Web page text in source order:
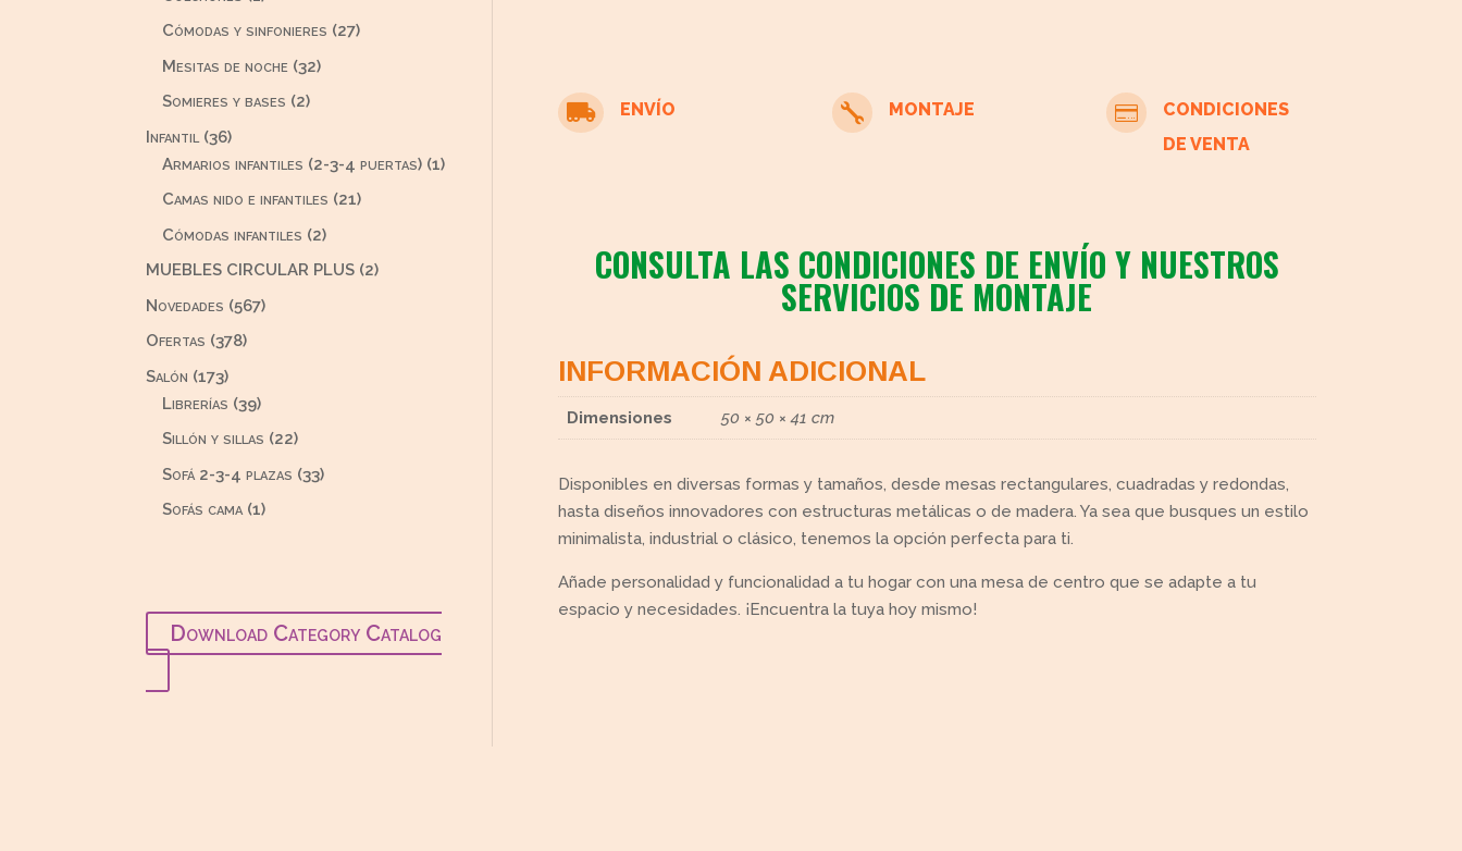
Cómodas y sinfonieres 2727
Mesitas de noche 3232
Somieres y bases 22
Infantil 3636
productos
Armarios infantiles (2-3-4 puertas) 11
Camas nido e infantiles 2121
Cómodas infantiles 22
productos
MUEBLES CIRCULAR PLUS 22
Novedades 567567
Ofertas 378378
Salón 173173
productos
Librerías 3939
productos
Sillón y sillas 2222
productos
Sofá 2-3-4 plazas 3333
Sofás cama 11
Download Category Catalog
 ENVÍO  MONTAJE 
CONDICIONES
DE VENTA
CONSULTA LAS CONDICIONES DE ENVÍO Y NUESTROS
SERVICIOS DE MONTAJE
INFORMACIÓN ADICIONAL
Dimensiones 50 × 50 × 41 cm
Disponibles en diversas formas y tamaños, desde mesas rectangulares, cuadradas y redondas,
hasta diseños innovadores con estructuras metálicas o de madera. Ya sea que busques un estilo
minimalista, industrial o clásico, tenemos la opción perfecta para ti.
Añade personalidad y funcionalidad a tu hogar con una mesa de centro que se adapte a tu
espacio y necesidades. ¡Encuentra la tuya hoy mismo!